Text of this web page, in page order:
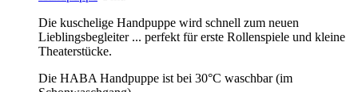
Die kuschelige Handpuppe wird schnell zum neuen
Lieblingsbegleiter ... perfekt für erste Rollenspiele und kleine
Theaterstücke.
Die HABA Handpuppe ist bei 30°C waschbar (im